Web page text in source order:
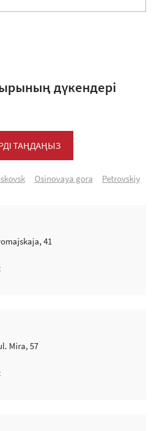
дүкендері
ТАҢДАҢЫЗ
Osinovaya gora
Petrovskiy
41
Mira, 57